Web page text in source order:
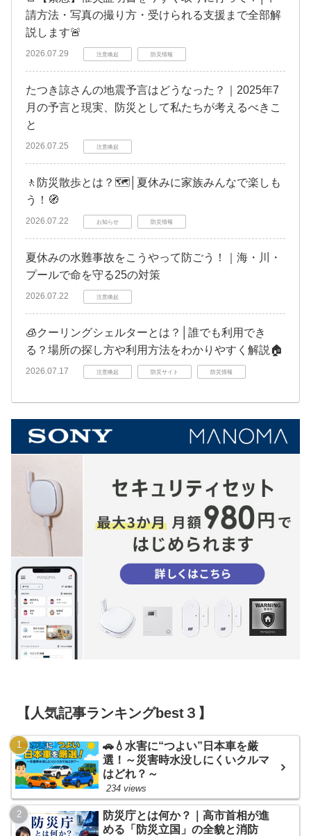
請方法・写真の撮り方・受けられる支援まで全部解
説します🚨
2026.07.29 注意喚起 防災情報
たつき諒さんの地震予言はどうなった？｜2025年7
月の予言と現実、防災として私たちが考えるべきこ
と
2026.07.25 注意喚起
🚶防災散歩とは？🗺️│夏休みに家族みんなで楽しも
う！🧭
2026.07.22 お知らせ 防災情報
夏休みの水難事故をこうやって防ごう！｜海・川・
プールで命を守る25の対策
2026.07.22 注意喚起
🧊クーリングシェルターとは？│誰でも利用でき
る？場所の探し方や利用方法をわかりやすく解説🏠
2026.07.17 注意喚起 防災サイト 防災情報
【人気記事ランキングbest３】
🚗💧水害に“つよい”日本車を厳
選！～災害時水没しにくいクルマ
はどれ？～
234 views
防災庁とは何か？｜高市首相が進
める「防災立国」の全貌と消防